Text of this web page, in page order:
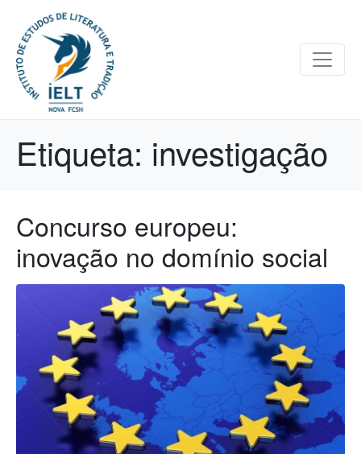
Etiqueta: investigação
Concurso europeu:
inovação no domínio social